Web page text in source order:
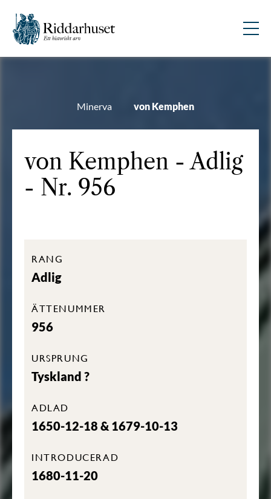
Minerva von Kemphen
von Kemphen - Adlig
- Nr. 956
RANG
Adlig
ÄTTENUMMER
956
URSPRUNG
Tyskland ?
ADLAD
1650-12-18 & 1679-10-13
INTRODUCERAD
1680-11-20